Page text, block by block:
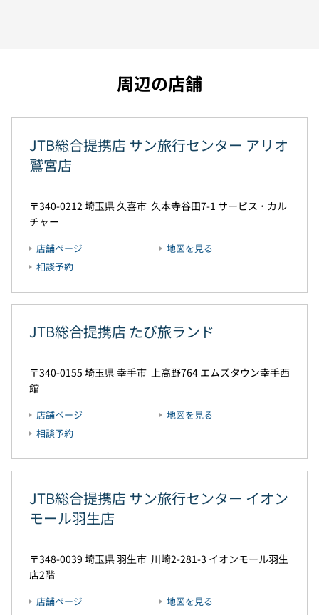
周辺の店舗
JTB総合提携店 サン旅行センター アリオ
鷲宮店
340-0212 埼玉県久喜市 久本寺谷田7-1 サービス ･ カル
チャー
店舗ページ
相談予約
地図を見る
JTB総合提携店 たび旅ランド
340-0155 埼玉県幸手市 上高野764 エムズタウン幸手西
館
店舗ページ
相談予約
地図を見る
JTB総合提携店 サン旅行センター イオン
モール羽生店
348-0039 埼玉県羽生市 川崎2-281-3 イオンモール羽生
店2階
店舗ページ
地図を見る